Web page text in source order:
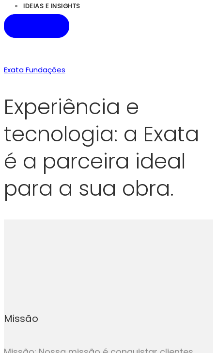
IDEIAS E INSIGHTS
Exata Fundações
Experiência e
tecnologia: a Exata
é a parceira ideal
para a sua obra.
Missão